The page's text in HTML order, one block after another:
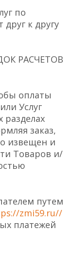
по
к другу
РАСЧЕТОВ
оплаты
Услуг
разделах
заказ,
извещен и
Товаров и/
путем
zmi59.ru//
платежей